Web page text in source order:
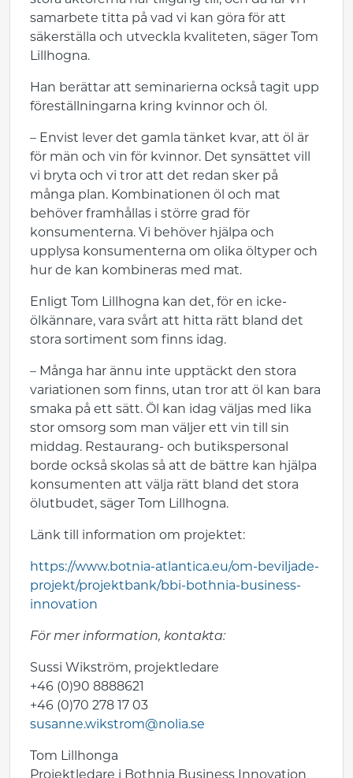
samarbete titta på vad vi kan göra för att
säkerställa och utveckla kvaliteten, säger Tom
Lillhogna.
Han berättar att seminarierna också tagit upp
föreställningarna kring kvinnor och öl.
– Envist lever det gamla tänket kvar, att öl är
för män och vin för kvinnor. Det synsättet vill
vi bryta och vi tror att det redan sker på
många plan. Kombinationen öl och mat
behöver framhållas i större grad för
konsumenterna. Vi behöver hjälpa och
upplysa konsumenterna om olika öltyper och
hur de kan kombineras med mat.
Enligt Tom Lillhogna kan det, för en icke-
ölkännare, vara svårt att hitta rätt bland det
stora sortiment som finns idag.
– Många har ännu inte upptäckt den stora
variationen som finns, utan tror att öl kan bara
smaka på ett sätt. Öl kan idag väljas med lika
stor omsorg som man väljer ett vin till sin
middag. Restaurang- och butikspersonal
borde också skolas så att de bättre kan hjälpa
konsumenten att välja rätt bland det stora
ölutbudet, säger Tom Lillhogna.
Länk till information om projektet:
https://www.botnia-atlantica.eu/om-beviljade-
projekt/projektbank/bbi-bothnia-business-
innovation
För mer information, kontakta:
Sussi Wikström, projektledare
+46 (0)90 8888621
+46 (0)70 278 17 03
susanne.wikstrom@nolia.se
Tom Lillhonga